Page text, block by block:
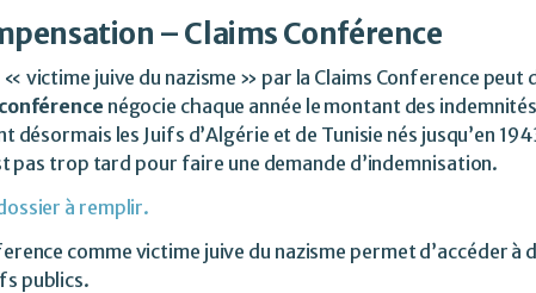
– Claims Conférence
victime juive du nazisme » par la Claims Conference peut
négocie chaque année le montant des
désormais les Juifs d’Algérie et de Tunisie nés jusqu’en
pas trop tard pour faire une demande d’indemnisation.
à remplir.
comme victime juive du nazisme permet d’accéder à
publics.